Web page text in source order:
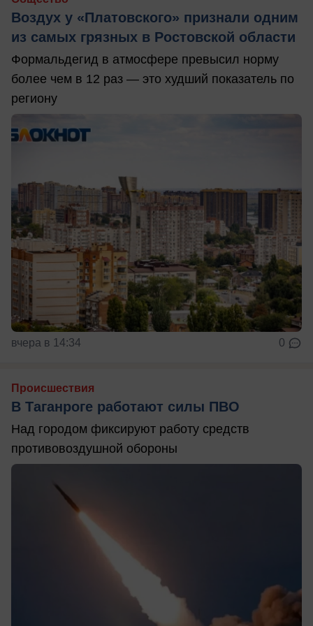
Воздух у «Платовского» признали одним
из самых грязных в Ростовской области
Формальдегид в атмосфере превысил норму
более чем в 12 раз — это худший показатель по
региону
вчера в 14:34 0
Происшествия
В Таганроге работают силы ПВО
Над городом фиксируют работу средств
противовоздушной обороны